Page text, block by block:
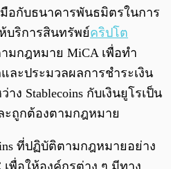
มือกับธนาคารพันธมิตรในการ
บริการสินทรัพย์คริปโต
มกฎหมาย MiCA เพื่อทำ
ะประมวลผลการชำระเงิน
ง Stablecoins กับเงินยูโรเป็น
ะถูกต้องตามกฎหมาย
ที่ปฏิบัติตามกฎหมายอย่าง
เพื่อให้องค์กรต่าง ๆ มีทาง